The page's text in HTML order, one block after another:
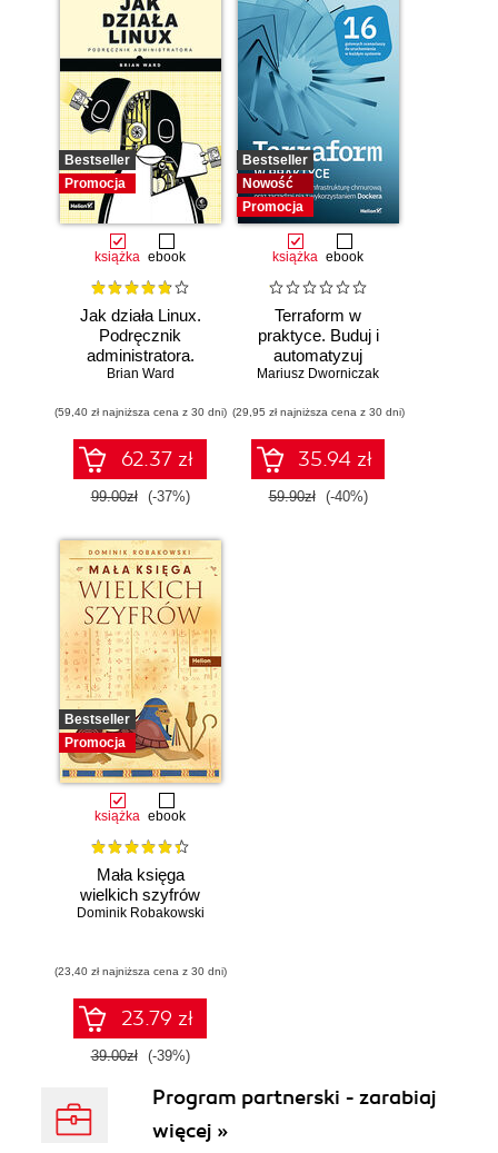
Bestseller
Promocja
książka ebook
Jak działa Linux.
Podręcznik
administratora.
Wydanie III
Brian Ward
(59,40 zł najniższa cena z 30 dni)
62.37 zł
99.00zł (-37%)
Bestseller
Nowość
Promocja
książka ebook
Terraform w
praktyce. Buduj i
automatyzuj
infrastrukturę
zarządzaj nią z
wykorzystaniem
Dockera
Mariusz Dworniczak
(29,95 zł najniższa cena z 30 dni)
35.94 zł
59.90zł (-40%)
Bestseller
Promocja
książka ebook
Mała księga
wielkich szyfrów
Dominik Robakowski
(23,40 zł najniższa cena z 30 dni)
23.79 zł
39.00zł (-39%)
Program partnerski - zarabiaj
więcej »